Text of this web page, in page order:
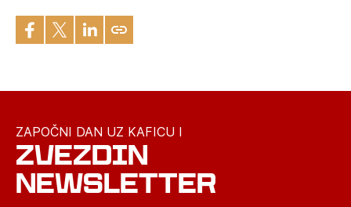
ZAPOČNI DAN UZ KAFICU I
ZVEZDIN
NEWSLETTER